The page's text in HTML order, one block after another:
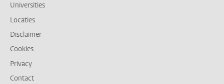
Universities
Locaties
Disclaimer
Cookies
Privacy
Contact